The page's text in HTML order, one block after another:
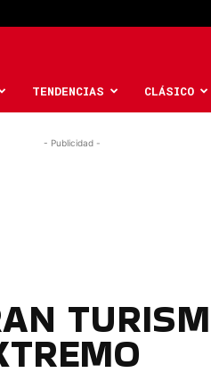
TENDENCIAS CLÁSICO
- Publicidad -